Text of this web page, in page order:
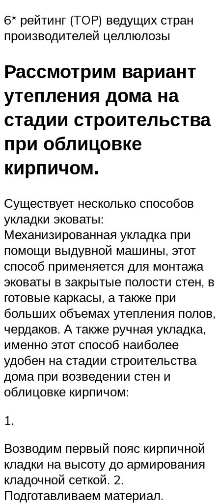
6* рейтинг (TOP) ведущих стран
производителей целлюлозы
Рассмотрим вариант
утепления дома на
стадии строительства
при облицовке
кирпичом.
Существует несколько способов
укладки эковаты:
Механизированная укладка при
помощи выдувной машины, этот
способ применяется для монтажа
эковаты в закрытые полости стен, в
готовые каркасы, а также при
больших объемах утепления полов,
чердаков. А также ручная укладка,
именно этот способ наиболее
удобен на стадии строительства
дома при возведении стен и
облицовке кирпичом:
1.
Возводим первый пояс кирпичной
кладки на высоту до армирования
кладочной сеткой. 2.
Подготавливаем материал.